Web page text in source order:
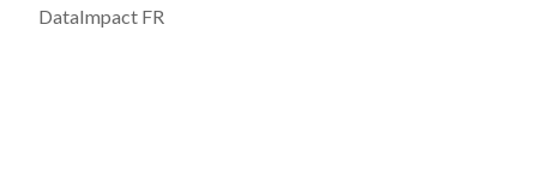
DataImpact FR